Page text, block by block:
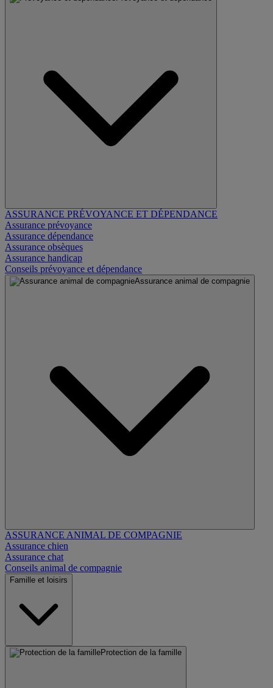
ASSURANCE PRÉVOYANCE ET DÉPENDANCE
Assurance prévoyance
Assurance dépendance
Assurance obsèques
Assurance handicap
Conseils prévoyance et dépendance
Assurance animal de compagnie
ASSURANCE ANIMAL DE COMPAGNIE
Assurance chien
Assurance chat
Conseils animal de compagnie
Famille et loisirs
Protection de la famille